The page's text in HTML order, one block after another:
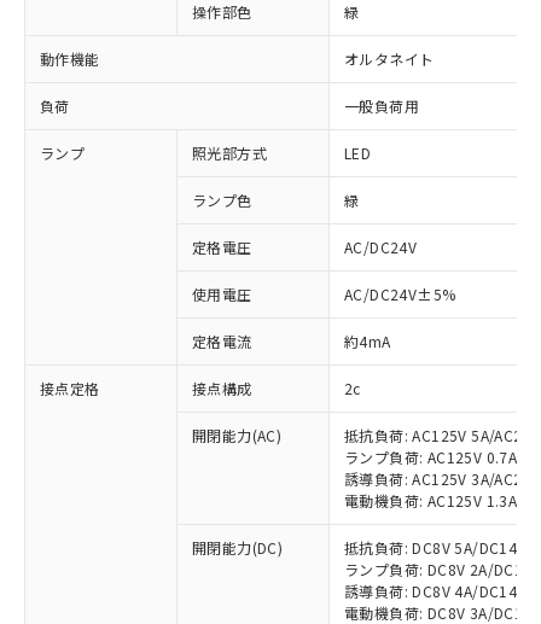
操作部色 緑
動作機能 オルタネイト
負荷 一般負荷用
ランプ 照光部方式 LED
ランプ色 緑
定格電圧 AC/DC24V
使用電圧 AC/DC24V±5%
定格電流 約4mA
接点定格 接点構成 2c
開閉能力(AC)
抵抗負荷: AC125V 5A/
ランプ負荷: AC125V 0.7A/
誘導負荷: AC125V 3A/
電動機負荷: AC125V 1.3A/
開閉能力(DC)
抵抗負荷: DC8V 5A/DC14V
ランプ負荷: DC8V 2A/
誘導負荷: DC8V 4A/DC14V
電動機負荷: DC8V 3A/